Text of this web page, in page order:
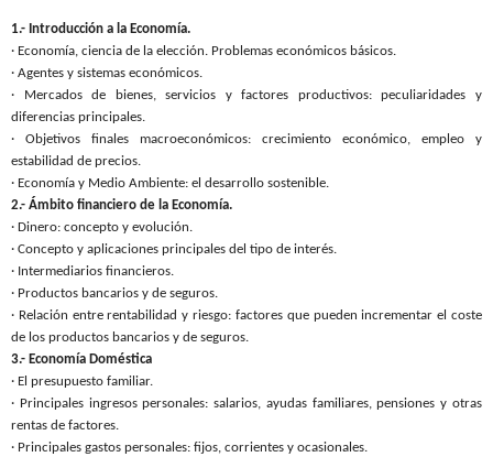
1.- Introducción a la Economía.
· Economía, ciencia de la elección. Problemas económicos básicos.
· Agentes y sistemas económicos.
· Mercados de bienes, servicios y factores productivos: peculiaridades y
diferencias principales.
· Objetivos finales macroeconómicos: crecimiento económico, empleo y
estabilidad de precios.
· Economía y Medio Ambiente: el desarrollo sostenible.
2.- Ámbito financiero de la Economía.
· Dinero: concepto y evolución.
· Concepto y aplicaciones principales del tipo de interés.
· Intermediarios financieros.
· Productos bancarios y de seguros.
· Relación entre rentabilidad y riesgo: factores que pueden incrementar el coste
de los productos bancarios y de seguros.
3.- Economía Doméstica
· El presupuesto familiar.
· Principales ingresos personales: salarios, ayudas familiares, pensiones y otras
rentas de factores.
· Principales gastos personales: fijos, corrientes y ocasionales.